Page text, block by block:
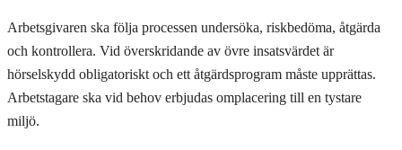
Arbetsgivaren ska följa processen undersöka, riskbedöma, åtgärda
och kontrollera. Vid överskridande av övre insatsvärdet är
hörselskydd obligatoriskt och ett åtgärdsprogram måste upprättas.
Arbetstagare ska vid behov erbjudas omplacering till en tystare
miljö.